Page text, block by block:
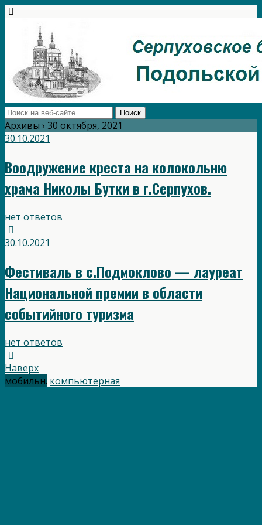
Архивы › 30 октября, 2021
30.10.2021
Воодружение креста на колокольню
храма Николы Бутки в г.Серпухов.
нет ответов
30.10.2021
Фестиваль в с.Подмоклово — лауреат
Национальной премии в области
событийного туризма
нет ответов
Наверх
мобильн. компьютерная